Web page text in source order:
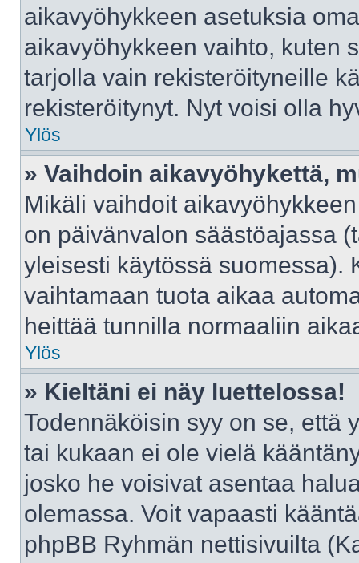
aikavyöhykkeen asetuksia
aikavyöhykkeen vaihto, kuten
tarjolla vain rekisteröityneille
rekisteröitynyt. Nyt voisi olla
Ylös
» Vaihdoin aikavyöhykettä,
Mikäli vaihdoit
on päivänvalon säästöajassa
yleisesti käytössä suomessa).
vaihtamaan tuota aikaa
heittää tunnilla normaaliin
Ylös
» Kieltäni ei näy luettelossa!
Todennäköisin syy on se, että
tai kukaan ei ole vielä
josko he voisivat asentaa
olemassa. Voit vapaasti
phpBB Ryhmän nettisivuilta